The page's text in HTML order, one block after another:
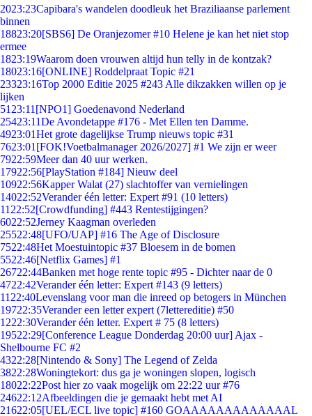
2023:23Capibara's wandelen doodleuk het Braziliaanse parlement
binnen
18823:20[SBS6] De Oranjezomer #10 Helene je kan het niet stop
ermee
1823:19Waarom doen vrouwen altijd hun telly in de kontzak?
18023:16[ONLINE] Roddelpraat Topic #21
23323:16Top 2000 Editie 2025 #243 Alle dikzakken willen op je
lijken
51 23:11 [NPO1] Goedenavond Nederland
25423:11De Avondetappe #176 - Met Ellen ten Damme.
4923:01Het grote dagelijkse Trump nieuws topic #31
7623:01 [FOK!Voetbalmanager 2026/2027] #1 We zijn er weer
7922:59Meer dan 40 uur werken.
17922:56[PlayStation #184] Nieuw deel
10922:56Kapper Walat (27) slachtoffer van vernielingen
14022:52Verander één letter: Expert #91 (10 letters)
11 22:52[Crowdfunding] #443 Rentestijgingen?
6022:52Jerney Kaagman overleden
25522:48[UFO/UAP] #16 The Age of Disclosure
7522:48Het Moestuintopic #37 Bloesem in de bomen
5522:46[Netflix Games] #1
26722:44Banken met hoge rente topic #95 - Dichter naar de 0
4722:42Verander één letter: Expert #143 (9 letters)
11 22:40Levenslang voor man die inreed op betogers in München
19722:35Verander een letter expert (7lettereditie) #50
1222:30Verander één letter. Expert # 75 (8 letters)
19522:29[Conference League Donderdag 20:00 uur] Ajax -
Shelbourne FC #2
4322:28[Nintendo & Sony] The Legend of Zelda
3822:28Woningtekort: dus ga je woningen slopen, logisch
18022:22Post hier zo vaak mogelijk om 22:22 uur #76
24622:12Afbeeldingen die je gemaakt hebt met AI
21622:05[UEL/ECL live topic] #160 GOAAAAAAAAAAAAAL